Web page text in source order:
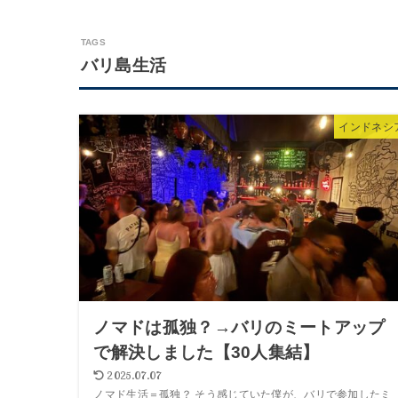
バリ島生活
インドネシ
ノマドは孤独？→バリのミートアップ
で解決しました【30人集結】
2025.07.07
ノマド生活＝孤独？ そう感じていた僕が、バリで参加したミ